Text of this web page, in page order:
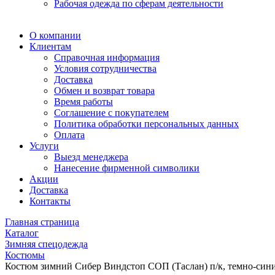
Рабочая одежда по сферам деятельности
О компании
Клиентам
Справочная информация
Условия сотрудничества
Доставка
Обмен и возврат товара
Время работы
Соглашение с покупателем
Политика обработки персональных данных
Оплата
Услуги
Выезд менеджера
Нанесение фирменной символики
Акции
Доставка
Контакты
Главная страница
Каталог
Зимняя спецодежда
Костюмы
Костюм зимний Сибер Виндстоп СОП (Таслан) п/к, темно-